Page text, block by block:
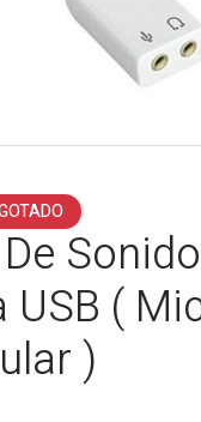
Sonido
USB (
)